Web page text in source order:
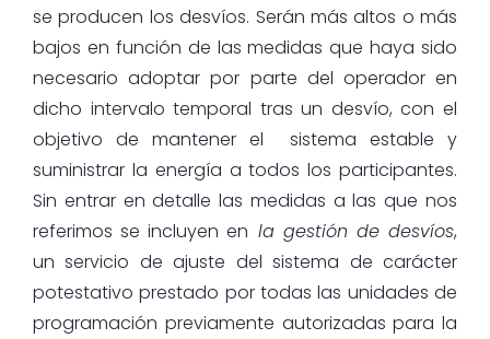
se producen los desvíos. Serán más altos o más
bajos en función de las medidas que haya sido
necesario adoptar por parte del operador en
dicho intervalo temporal tras un desvío, con el
objetivo de mantener el sistema estable y
suministrar la energía a todos los participantes.
Sin entrar en detalle las medidas a las que nos
referimos se incluyen en la gestión de desvíos,
un servicio de ajuste del sistema de carácter
potestativo prestado por todas las unidades de
programación previamente autorizadas para la